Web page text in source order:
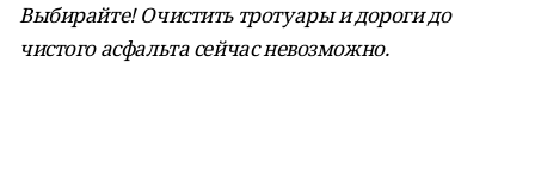
Выбирайте! Очистить тротуары и дороги до
чистого асфальта сейчас невозможно.